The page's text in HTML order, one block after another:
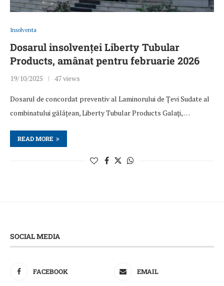
Insolventa
Dosarul insolvenței Liberty Tubular
Products, amânat pentru februarie 2026
19/10/2025 47 views
Dosarul de concordat preventiv al Laminorului de Țevi Sudate al
combinatului gălățean, Liberty Tubular Products Galați, …
READ MORE
SOCIAL MEDIA
FACEBOOK EMAIL